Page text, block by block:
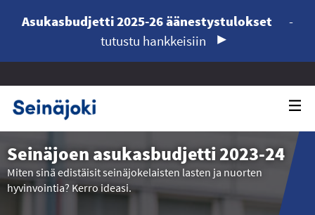
Asukasbudjetti 2025-26 äänestystulokset
-
tutustu hankkeisiin
Seinäjoen asukasbudjetti 2023-24
Miten sinä edistäisit seinäjokelaisten lasten ja nuorten
hyvinvointia? Kerro ideasi.